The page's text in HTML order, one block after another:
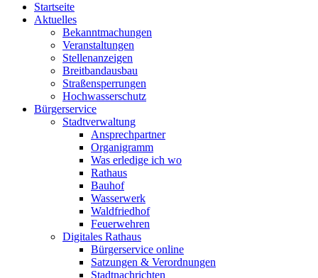
Startseite
Aktuelles
Bekanntmachungen
Veranstaltungen
Stellenanzeigen
Breitbandausbau
Straßensperrungen
Hochwasserschutz
Bürgerservice
Stadtverwaltung
Ansprechpartner
Organigramm
Was erledige ich wo
Rathaus
Bauhof
Wasserwerk
Waldfriedhof
Feuerwehren
Digitales Rathaus
Bürgerservice online
Satzungen & Verordnungen
Stadtnachrichten